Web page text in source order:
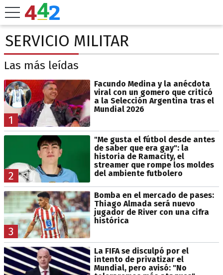
SERVICIO MILITAR
Las más leídas
1
Facundo Medina y la anécdota
viral con un gomero que criticó
a la Selección Argentina tras el
Mundial 2026
2
"Me gusta el fútbol desde antes
de saber que era gay": la
historia de Ramacity, el
streamer que rompe los moldes
del ambiente futbolero
3
Bomba en el mercado de pases:
Thiago Almada será nuevo
jugador de River con una cifra
histórica
La FIFA se disculpó por el
intento de privatizar el
Mundial, pero avisó: "No